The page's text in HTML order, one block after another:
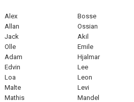
NYHETER
Alex Bosse
Allan
Ossian
Jack
Akil
Olle
Emile
Adam
Hjalmar
Edvin
Lee
Loa
Leon
Malte
Levi
Mathis
Mandel